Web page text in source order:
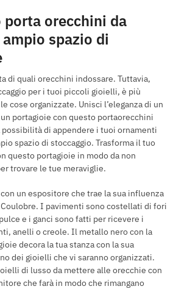
orecchini da
spazio di
di quali orecchini indossare. Tuttavia,
per i tuoi piccoli gioielli, è più
cose organizzate. Unisci l’eleganza di un
portagioie con questo portaorecchini
di appendere i tuoi ornamenti
spazio di stoccaggio. Trasforma il tuo
questo portagioie in modo da non
trovare le tue meraviglie.
un espositore che trae la sua influenza
I pavimenti sono costellati di fori
e i ganci sono fatti per ricevere i
anelli o creole. Il metallo nero con la
decora la tua stanza con la sua
dei gioielli che vi saranno organizzati.
di lusso da mettere alle orecchie con
che farà in modo che rimangano